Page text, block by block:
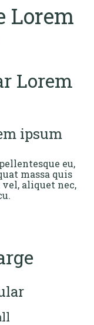
Lorem
Lorem
ipsum
eu,
massa quis
aliquet nec,